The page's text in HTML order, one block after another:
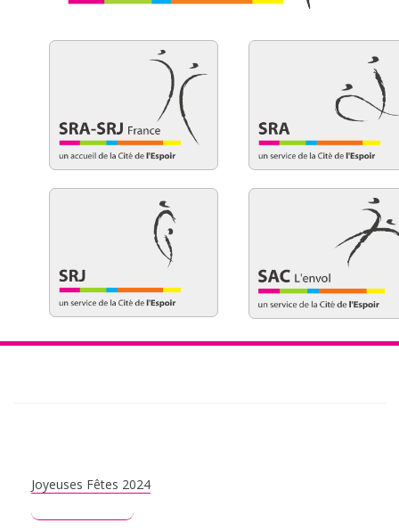
Joyeuses Fêtes 2024